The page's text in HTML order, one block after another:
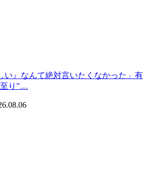
い』なんて絶対言いたくなかった」有
至り”…